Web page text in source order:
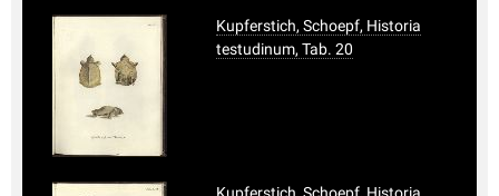
Kupferstich, Schoepf, Historia
testudinum, Tab. 20
Kupferstich, Schoepf, Historia